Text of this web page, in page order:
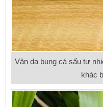
Vân da bụng cá sấu tự
khác